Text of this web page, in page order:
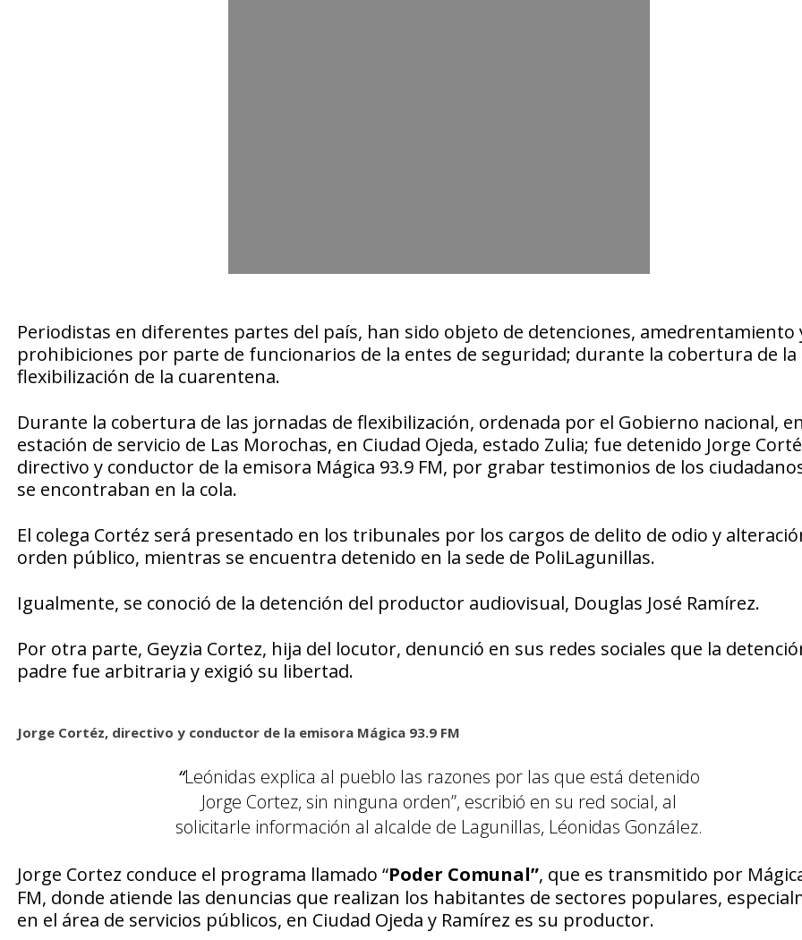
Periodistas en diferentes partes del país, han sido objeto de detenciones, amedrentamiento
prohibiciones por parte de funcionarios de la entes de seguridad; durante la cobertura de la
flexibilización de la cuarentena.
Durante la cobertura de las jornadas de flexibilización, ordenada por el Gobierno nacional,
estación de servicio de Las Morochas, en Ciudad Ojeda, estado Zulia; fue detenido Jorge
directivo y conductor de la emisora Mágica 93.9 FM, por grabar testimonios de los
se encontraban en la cola.
El colega Cortéz será presentado en los tribunales por los cargos de delito de odio y
orden público, mientras se encuentra detenido en la sede de PoliLagunillas.
Igualmente, se conoció de la detención del productor audiovisual, Douglas José Ramírez.
Por otra parte, Geyzia Cortez, hija del locutor, denunció en sus redes sociales que la
padre fue arbitraria y exigió su libertad.
Jorge Cortéz, directivo y conductor de la emisora Mágica 93.9 FM
“Leónidas explica al pueblo las razones por las que está detenido
Jorge Cortez, sin ninguna orden”, escribió en su red social, al
solicitarle información al alcalde de Lagunillas, Léonidas González.
Jorge Cortez conduce el programa llamado “Poder Comunal”, que es transmitido por
FM, donde atiende las denuncias que realizan los habitantes de sectores populares,
en el área de servicios públicos, en Ciudad Ojeda y Ramírez es su productor.